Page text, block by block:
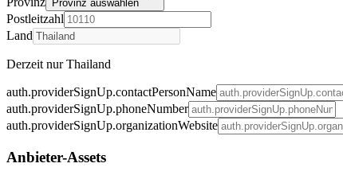
Provinz auswählen
Postleitzahl
Land
Derzeit nur Thailand
auth.providerSignUp.contactPersonName
auth.providerSignUp.phoneNumber
auth.providerSignUp.organizationWebsite
Anbieter-Assets